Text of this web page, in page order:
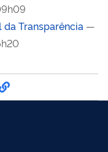
Transparência —
por Facebook
por Twitter
por
Compartilhe por
link para Copiar